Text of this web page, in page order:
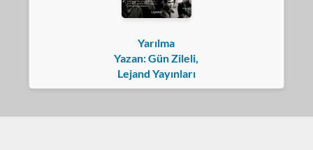
Yarılma
Yazan: Gün Zileli,
Lejand Yayınları